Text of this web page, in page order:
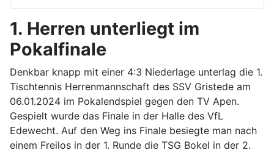
1. Herren unterliegt im
Pokalfinale
Denkbar knapp mit einer 4:3 Niederlage unterlag die 1.
Tischtennis Herrenmannschaft des SSV Gristede am
06.01.2024 im Pokalendspiel gegen den TV Apen.
Gespielt wurde das Finale in der Halle des VfL
Edewecht. Auf den Weg ins Finale besiegte man nach
einem Freilos in der 1. Runde die TSG Bokel in der 2.